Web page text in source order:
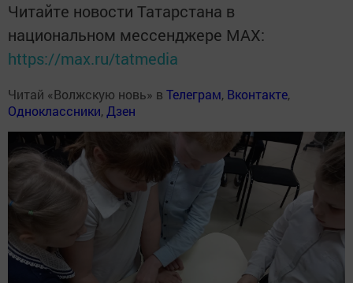
Читайте новости Татарстана в
национальном мессенджере MАХ:
https://max.ru/tatmedia
Читай «Волжскую новь» в Телеграм, Вконтакте,
Одноклассники, Дзен